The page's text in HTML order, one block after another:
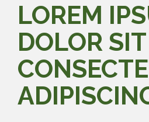
LOREM
DOLOR